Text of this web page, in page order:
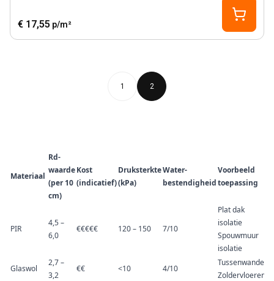
€ 17,55 p/m²
1 2
Materiaal
Rd-
waarde
(per 10
cm)
Kost
(indicatief)
Druksterkte
(kPa)
Water-
bestendigheid
Voorbeeld
toepassing
PIR
4,5 –
6,0
€€€€€ 120 – 150 7/10
Plat dak
isolatie
Spouwmuur
isolatie
Glaswol
2,7 –
3,2
€€ <10 4/10
Tussenwanden
Zoldervloeren